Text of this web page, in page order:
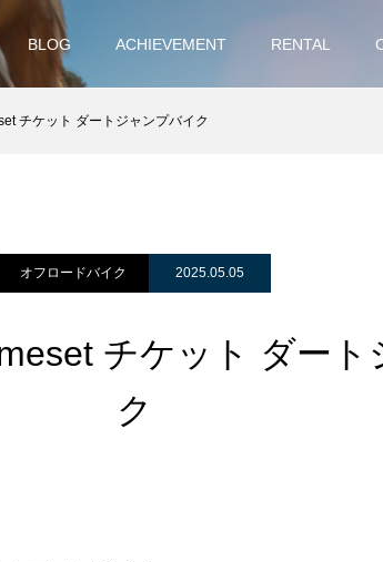
BLOG ACHIEVEMENT RENTAL
チケット ダートジャンプバイク
オフロードバイク 2025.05.05
チケット ダート
ク